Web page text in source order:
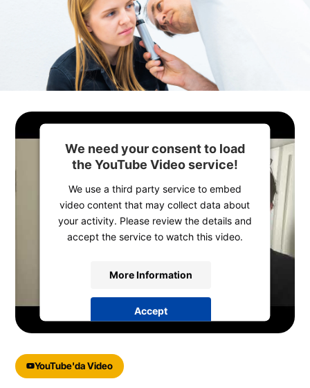
We need your consent to load
the YouTube Video service!
We use a third party service to embed
video content that may collect data about
your activity. Please review the details and
accept the service to watch this video.
More Information
Accept
powered byUsercentrics Consent
YouTube'da Video